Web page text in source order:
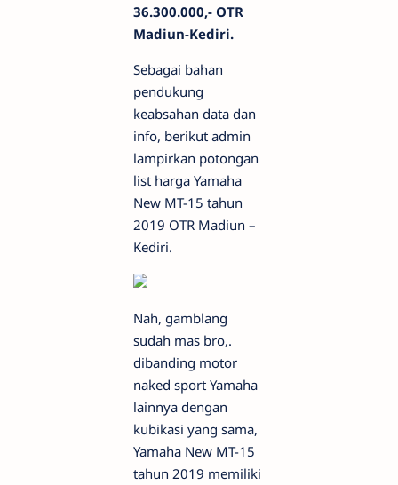
36.300.000,- OTR
Madiun-Kediri.
Sebagai bahan
pendukung
keabsahan data dan
info, berikut admin
lampirkan potongan
list harga Yamaha
New MT-15 tahun
2019 OTR Madiun –
Kediri.
Nah, gamblang
sudah mas bro,.
dibanding motor
naked sport Yamaha
lainnya dengan
kubikasi yang sama,
Yamaha New MT-15
tahun 2019 memiliki